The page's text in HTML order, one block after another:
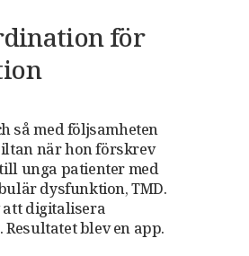
för
så med följsamheten
när hon förskrev
unga patienter med
dysfunktion, TMD.
att digitalisera
blev en app.